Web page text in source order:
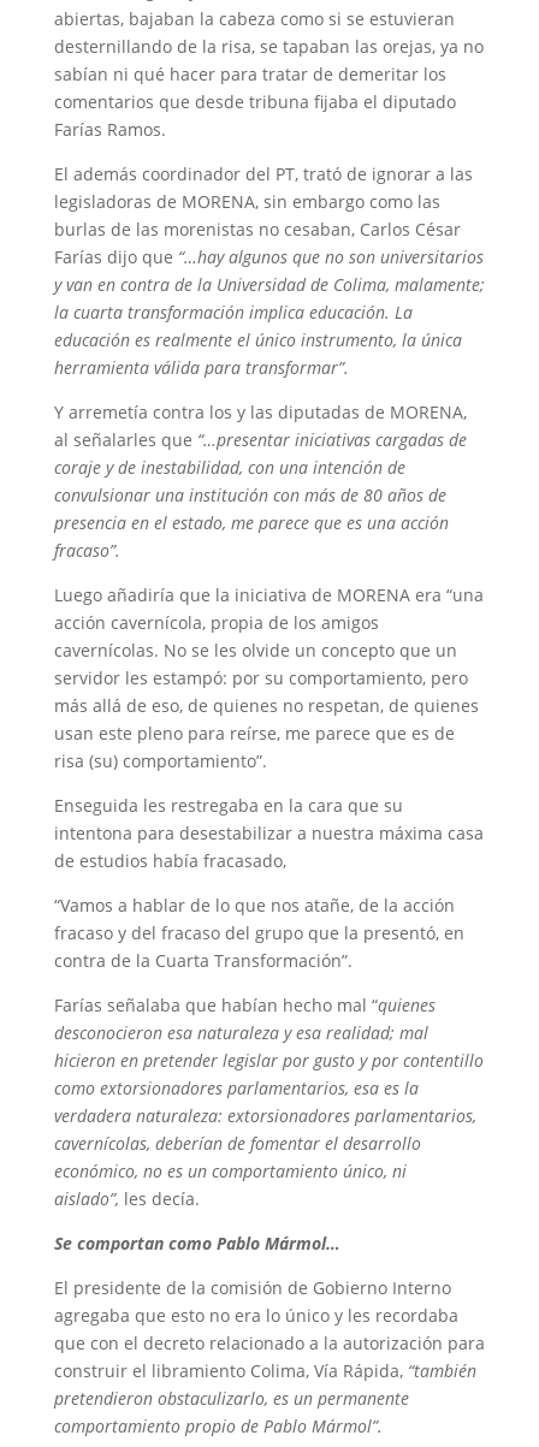
abiertas, bajaban la cabeza como si se estuvieran
desternillando de la risa, se tapaban las orejas, ya no
sabían ni qué hacer para tratar de demeritar los
comentarios que desde tribuna fijaba el diputado
Farías Ramos.
El además coordinador del PT, trató de ignorar a las
legisladoras de MORENA, sin embargo como las
burlas de las morenistas no cesaban, Carlos César
Farías dijo que “…hay algunos que no son universitarios
y van en contra de la Universidad de Colima, malamente;
la cuarta transformación implica educación. La
educación es realmente el único instrumento, la única
herramienta válida para transformar”.
Y arremetía contra los y las diputadas de MORENA,
al señalarles que “…presentar iniciativas cargadas de
coraje y de inestabilidad, con una intención de
convulsionar una institución con más de 80 años de
presencia en el estado, me parece que es una acción
fracaso”.
Luego añadiría que la iniciativa de MORENA era “una
acción cavernícola, propia de los amigos
cavernícolas. No se les olvide un concepto que un
servidor les estampó: por su comportamiento, pero
más allá de eso, de quienes no respetan, de quienes
usan este pleno para reírse, me parece que es de
risa (su) comportamiento”.
Enseguida les restregaba en la cara que su
intentona para desestabilizar a nuestra máxima casa
de estudios había fracasado,
“Vamos a hablar de lo que nos atañe, de la acción
fracaso y del fracaso del grupo que la presentó, en
contra de la Cuarta Transformación”.
Farías señalaba que habían hecho mal “quienes
desconocieron esa naturaleza y esa realidad; mal
hicieron en pretender legislar por gusto y por contentillo
como extorsionadores parlamentarios, esa es la
verdadera naturaleza: extorsionadores parlamentarios,
cavernícolas, deberían de fomentar el desarrollo
económico, no es un comportamiento único, ni
aislado”, les decía.
Se comportan como Pablo Mármol…
El presidente de la comisión de Gobierno Interno
agregaba que esto no era lo único y les recordaba
que con el decreto relacionado a la autorización para
construir el libramiento Colima, Vía Rápida, “también
pretendieron obstaculizarlo, es un permanente
comportamiento propio de Pablo Mármol”.